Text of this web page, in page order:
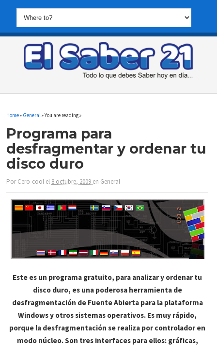
Home» General » You are reading »
Programa para
desfragmentar y ordenar tu
disco duro
PorCero-cool el 8 octubre, 2009 en General
Este es un programa gratuito, para analizar y ordenar tu
disco duro, es una poderosa herramienta de
desfragmentación de Fuente Abierta para la plataforma
Windows y otros sistemas operativos. Es muy rápido,
porque la desfragmentación se realiza por controlador en
modo núcleo. Son tres interfaces para ellos: gráficas,